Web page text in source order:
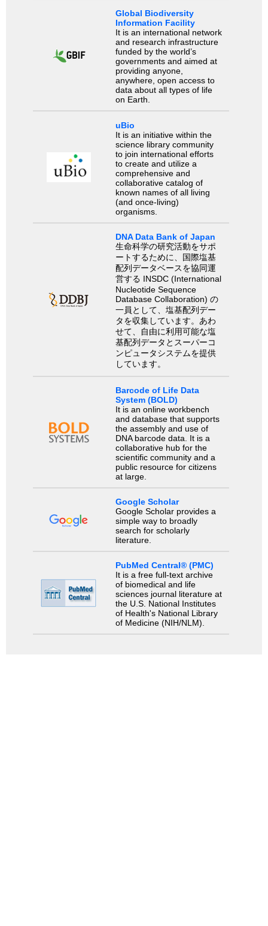
Global Biodiversity
Information Facility
It is an international network
and research infrastructure
funded by the world’s
governments and aimed at
providing anyone,
anywhere, open access to
data about all types of life
on Earth.
uBio
It is an initiative within the
science library community
to join international efforts
to create and utilize a
comprehensive and
collaborative catalog of
known names of all living
(and once-living)
organisms.
DNA Data Bank of Japan
生命科学の研究活動をサポ
ートするために、国際塩基
配列データベースを協同運
営する INSDC (International
Nucleotide Sequence
Database Collaboration) の
一員として、塩基配列デー
タを収集しています。あわ
せて、自由に利用可能な塩
基配列データとスーパーコ
ンピュータシステムを提供
しています。
Barcode of Life Data
System (BOLD)
It is an online workbench
and database that supports
the assembly and use of
DNA barcode data. It is a
collaborative hub for the
scientific community and a
public resource for citizens
at large.
Google Scholar
Google Scholar provides a
simple way to broadly
search for scholarly
literature.
PubMed Central® (PMC)
It is a free full-text archive
of biomedical and life
sciences journal literature at
the U.S. National Institutes
of Health's National Library
of Medicine (NIH/NLM).